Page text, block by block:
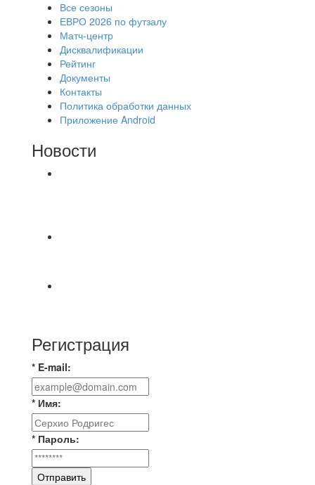
Все сезоны
ЕВРО 2026 по футзалу
Матч-центр
Дисквалификации
Рейтинг
Документы
Контакты
Политика обработки данных
Приложение Android
Новости
Регистрация
* E-mail:
* Имя:
* Пароль:
Отправить